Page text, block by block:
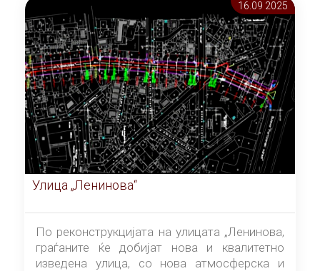
16.09 2025
Улица „Ленинова“
По реконструкцијата на улицата „Ленинова,
граѓаните ќе добијат нова и квалитетно
изведена улица, со нова атмосферска и